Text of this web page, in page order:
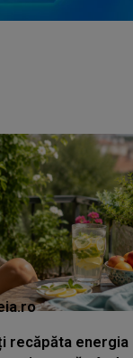
recăpăta energia